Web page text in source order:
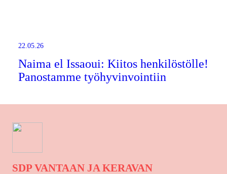
22.05.26
Naima el Issaoui: Kiitos henkilöstölle!
Panostamme työhyvinvointiin
SDP VANTAAN JA KERAVAN